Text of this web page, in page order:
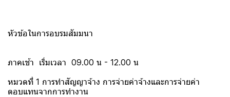
หัวข้อในการอบรมสัมมนา
ภาคเช้า เริ่มเวลา 09.00 น - 12.00 น
หมวดที่ 1 การทำสัญญาจ้าง การจ่ายค่าจ้างและการจ่ายค่า
ตอบแทนจากการทำงาน